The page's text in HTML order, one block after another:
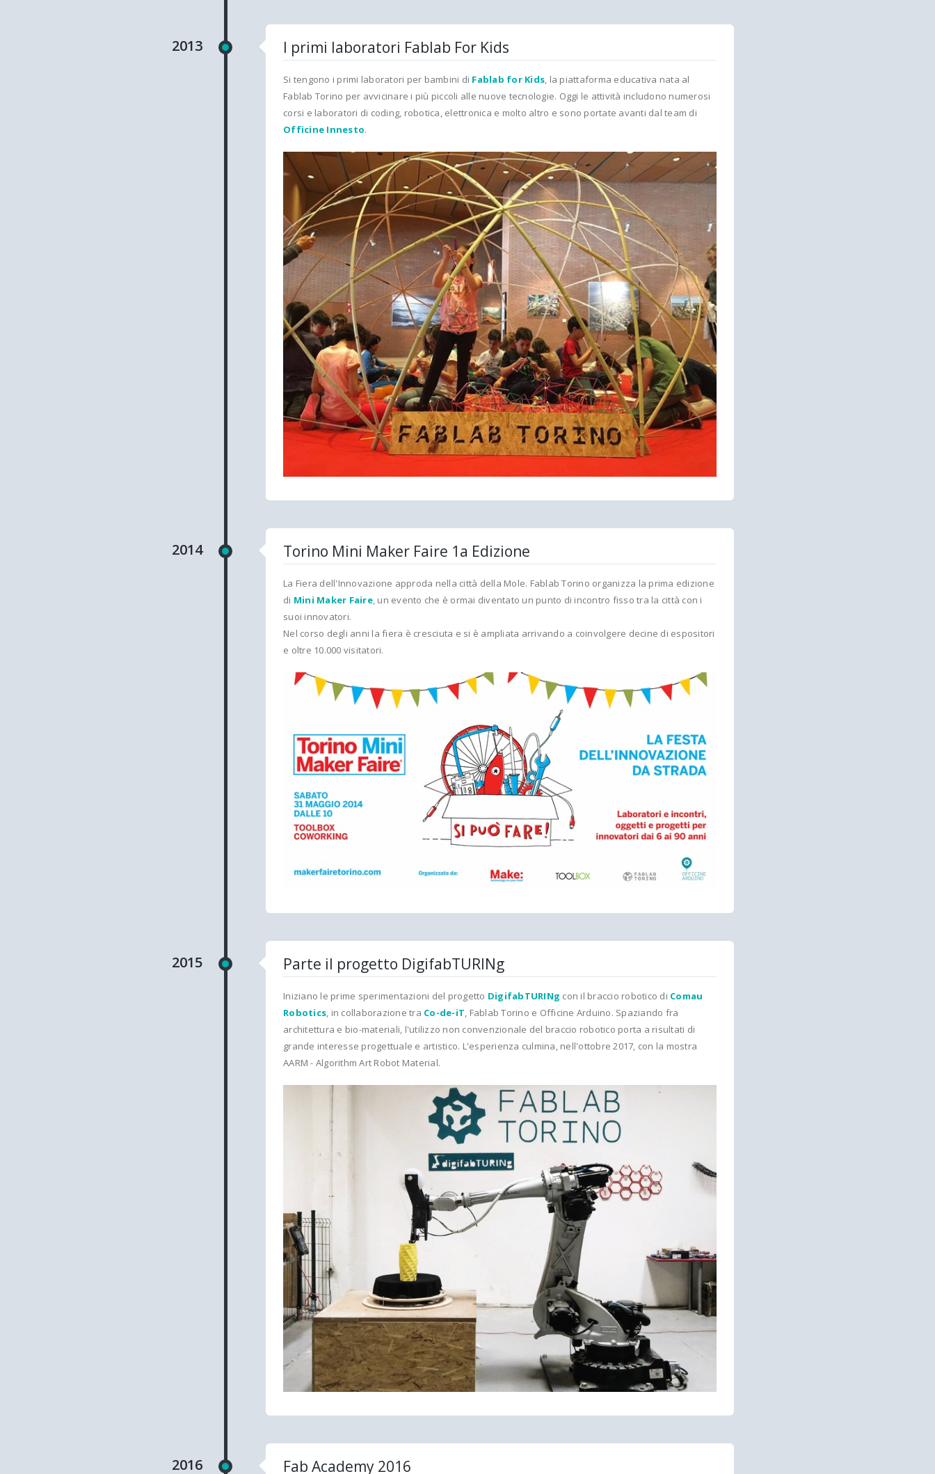
2013 I primi laboratori Fablab For Kids
Si tengono i primi laboratori per bambini di Fablab for Kids, la piattaforma educativa nata al
Fablab Torino per avvicinare i più piccoli alle nuove tecnologie. Oggi le attività includono numerosi
corsi e laboratori di coding, robotica, elettronica e molto altro e sono portate avanti dal team di
Officine Innesto.
2014 Torino Mini Maker Faire 1a Edizione
La Fiera dell'Innovazione approda nella città della Mole. Fablab Torino organizza la prima edizione
di Mini Maker Faire, un evento che è ormai diventato un punto di incontro fisso tra la città con i
suoi innovatori.
Nel corso degli anni la fiera è cresciuta e si è ampliata arrivando a coinvolgere decine di espositori
e oltre 10.000 visitatori.
2015 Parte il progetto DigifabTURINg
Iniziano le prime sperimentazioni del progetto DigifabTURINg con il braccio robotico di Comau
Robotics, in collaborazione tra Co-de-iT, Fablab Torino e Officine Arduino. Spaziando fra
architettura e bio-materiali, l'utilizzo non convenzionale del braccio robotico porta a risultati di
grande interesse progettuale e artistico. L'esperienza culmina, nell'ottobre 2017, con la mostra
AARM - Algorithm Art Robot Material.
2016 Fab Academy 2016